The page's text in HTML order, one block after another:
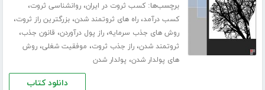
برچسب‌ها:کسب ثروت در ایران،روانشناسی ثروت،
کسب درآمد،راه های ثروتمند شدن،بزرگترین راز ثروت،
روش های جذب سرمایه،راز پول درآوردن، قانون جذب،
ثروتمند شدن،راز جذب ثروت، موفقیت شغلی،روش
های پولدار شدن، پولدار شدن
دانلود کتاب